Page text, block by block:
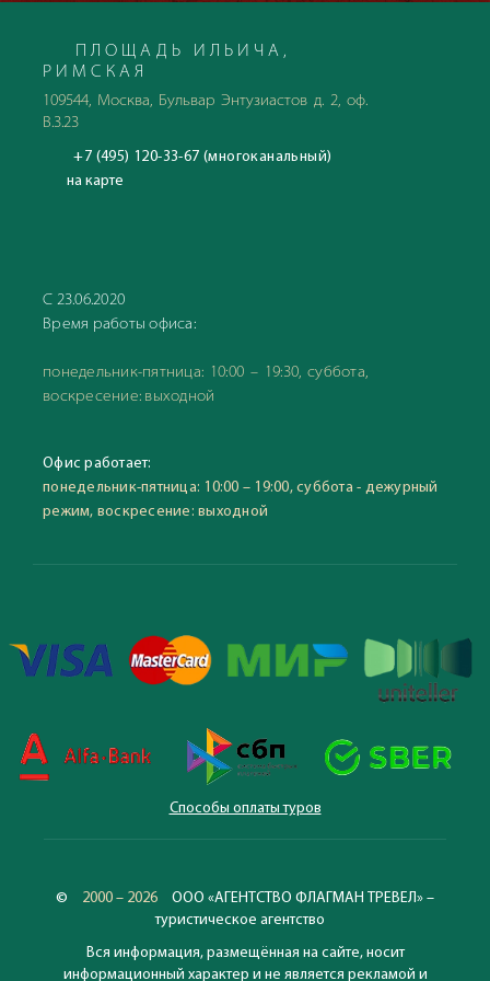
природных пейзажей.
ПЛОЩАДЬ ИЛЬИЧА,
РИМСКАЯ
109544, Москва, Бульвар Энтузиастов д. 2, оф.
В.3.23
+7 (495) 120-33-67 (многоканальный)
на карте
С 23.06.2020
Время работы офиса:
понедельник-пятница: 10:00 – 19:30, суббота,
воскресение: выходной
Офис работает:
понедельник-пятница: 10:00 – 19:00, суббота - дежурный
режим, воскресение: выходной
Способы оплаты туров
© 2000 – 2026
ООО «АГЕНТСТВО ФЛАГМАН ТРЕВЕЛ» –
туристическое агентство
Вся информация, размещённая на сайте, носит
информационный характер и не является рекламой и